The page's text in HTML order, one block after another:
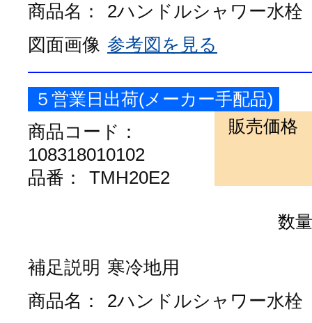
商品名：
2ハンドルシャワー水栓
図面画像 参考図を見る
５営業日出荷(メーカー手配品)
商品コード：
108318010102
品番：
TMH20E2
販売価格
数量
補足説明 寒冷地用
商品名：
2ハンドルシャワー水栓